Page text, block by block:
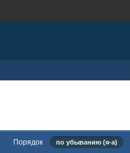
Порядок по убыванию (я-а)